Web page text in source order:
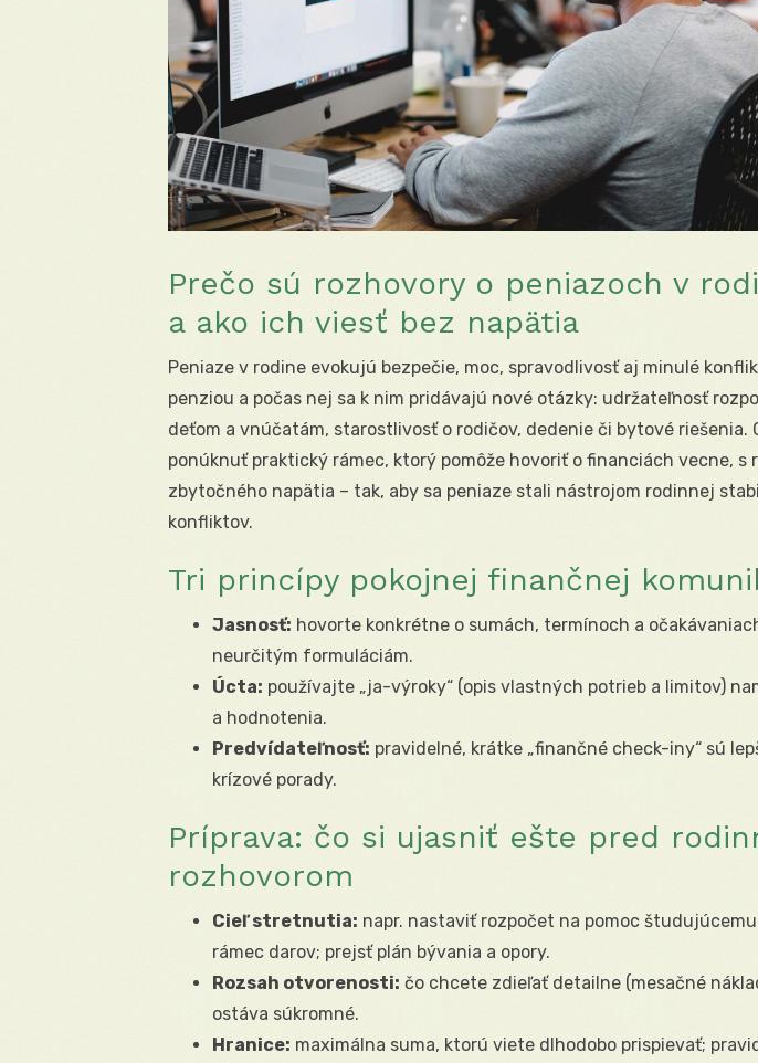
Prečo sú rozhovory o peniazoch v
a ako ich viesť bez napätia
Peniaze v rodine evokujú bezpečie, moc, spravodlivosť aj minulé
penziou a počas nej sa k nim pridávajú nové otázky: udržateľnosť
deťom a vnúčatám, starostlivosť o rodičov, dedenie či bytové riešenia.
ponúknuť praktický rámec, ktorý pomôže hovoriť o financiách vecne, s
zbytočného napätia – tak, aby sa peniaze stali nástrojom rodinnej
konfliktov.
Tri princípy pokojnej finančnej
Jasnosť: hovorte konkrétne o sumách, termínoch a
neurčitým formuláciám.
Úcta: používajte „ja-výroky“ (opis vlastných potrieb a limitov)
a hodnotenia.
Predvídateľnosť: pravidelné, krátke „finančné check-iny“ sú
krízové porady.
Príprava: čo si ujasniť ešte pred
rozhovorom
Cieľ stretnutia: napr. nastaviť rozpočet na pomoc
rámec darov; prejsť plán bývania a opory.
Rozsah otvorenosti: čo chcete zdieľať detailne (mesačné
ostáva súkromné.
Hranice: maximálna suma, ktorú viete dlhodobo prispievať;